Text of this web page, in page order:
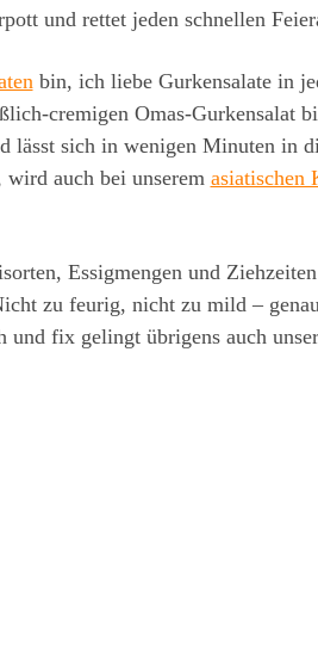
und rettet jeden schnellen
bin, ich liebe Gurkensalate in
cremigen Omas-Gurkensalat
lässt sich in wenigen Minuten in
auch bei unserem asiatischen
Essigmengen und
zu feurig, nicht zu mild –
und fix gelingt übrigens auch unser